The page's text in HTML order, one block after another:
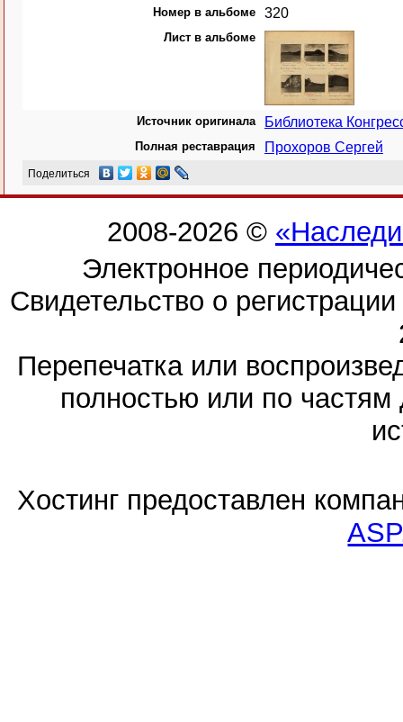
Номер в альбоме 320
Лист в альбоме
Источник оригинала Библиотека
Полная реставрация Прохоров Сергей
Поделиться
2008-2026 ©
Электронное
Свидетельство о
Перепечатка или
полностью или по частям
Хостинг предоставлен